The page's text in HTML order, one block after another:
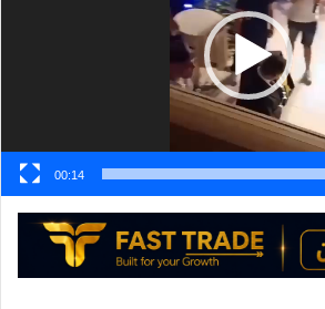
ل
ىي
د
ا
ل
ك
ت
ن
00:14